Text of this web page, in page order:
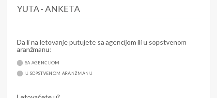
YUTA - ANKETA
Da li na letovanje putujete sa agencijom ili u sopstvenom
aranžmanu:
SA AGENCIJOM
U SOPSTVENOM ARANŽMANU